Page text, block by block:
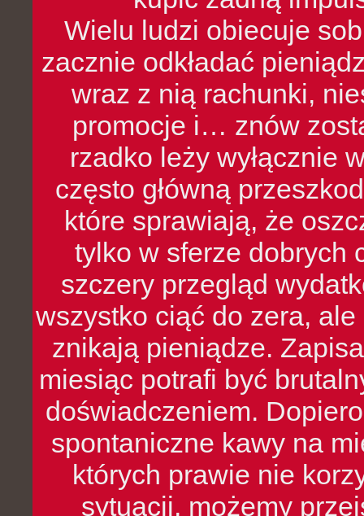
Wielu ludzi obiecuje
zacznie odkładać
wraz z nią rachunki,
promocje i… znów
rzadko leży wyłącznie
często główną
które sprawiają, że
tylko w sferze dobrych
szczery przegląd
wszystko ciąć do zera,
znikają pieniądze.
miesiąc potrafi być
doświadczeniem.
spontaniczne kawy na
których prawie nie
sytuacji, możemy